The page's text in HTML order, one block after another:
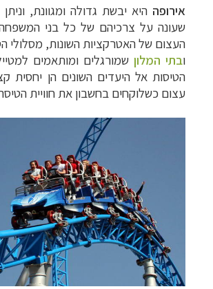
אירופה היא יבשת גדולה ומגוונת,
שעונה על צרכיהם של כל בני
העצום של האטרקציות השונות, מסלולי
ובתי המלון שמורגלים ומותאמים
הטיסות אל היעדים השונים הן יחסית
עצום כשלוקחים בחשבון את חוויית